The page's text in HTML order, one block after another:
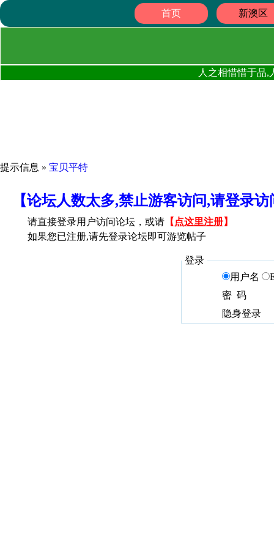
首页 新澳区
人之相惜惜于品,
提示信息 » 宝贝平特
【论坛人数太多,禁止游客访问,请登录
请直接登录用户访问论坛，或请 【 点这里注册】
如果您已注册,请先登录论坛即可游览帖子
登录
用户名
密 码
隐身登录